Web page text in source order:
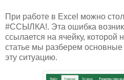
При работе в Excel можно
#ССЫЛКА!. Эта ошибка
ссылается на ячейку, которой
статье мы разберем основные
эту ситуацию.